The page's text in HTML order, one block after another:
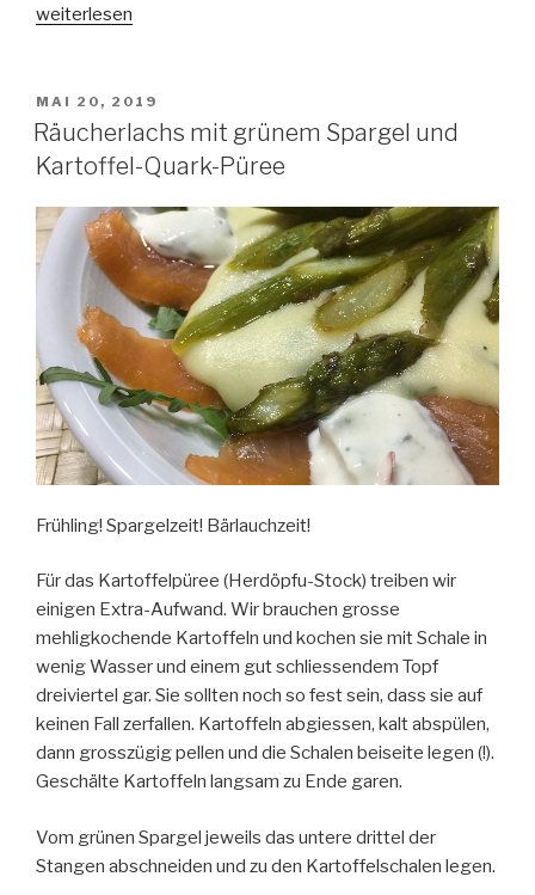
„Wer
zahlt
zweimal
(You
what
you
pay
weiterlesen
VERÖFFENTLICHT
AM
MAI 20, 2019
Räucherlachs mit grünem Spargel und
Kartoffel-Quark-Püree
Frühling! Spargelzeit! Bärlauchzeit!
Für das Kartoffelpüree (Herdöpfu-Stock) treiben wir
einigen Extra-Aufwand. Wir brauchen grosse
mehligkochende Kartoffeln und kochen sie mit Schale in
wenig Wasser und einem gut schliessendem Topf
dreiviertel gar. Sie sollten noch so fest sein, dass sie auf
keinen Fall zerfallen. Kartoffeln abgiessen, kalt abspülen,
dann grosszügig pellen und die Schalen beiseite legen (!).
Geschälte Kartoffeln langsam zu Ende garen.
Vom grünen Spargel jeweils das untere drittel der
Stangen abschneiden und zu den Kartoffelschalen legen.